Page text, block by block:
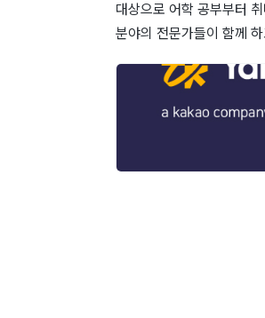
대상으로 어학 공부부터
분야의 전문가들이 함께